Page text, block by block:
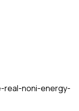
real-noni-energy-